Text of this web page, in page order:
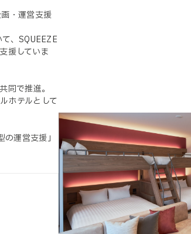
・運営支援
、SQUEEZE
援していま
で推進。
ホテルとして
運営支援」